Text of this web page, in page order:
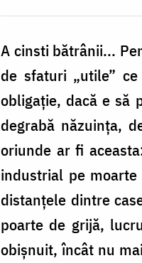
A cinsti bătrânii...
de sfaturi „utile”
obligație, dacă e să
degrabă năzuința,
oriunde ar fi
industrial pe
distanțele dintre
poarte de grijă,
obișnuit, încât nu